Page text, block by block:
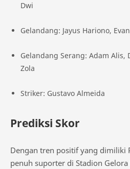
Dwi
Gelandang: Jayus Hariono,
Gelandang Serang: Adam Alis,
Zola
Striker: Gustavo Almeida
Prediksi Skor
Dengan tren positif yang dimiliki
penuh suporter di Stadion